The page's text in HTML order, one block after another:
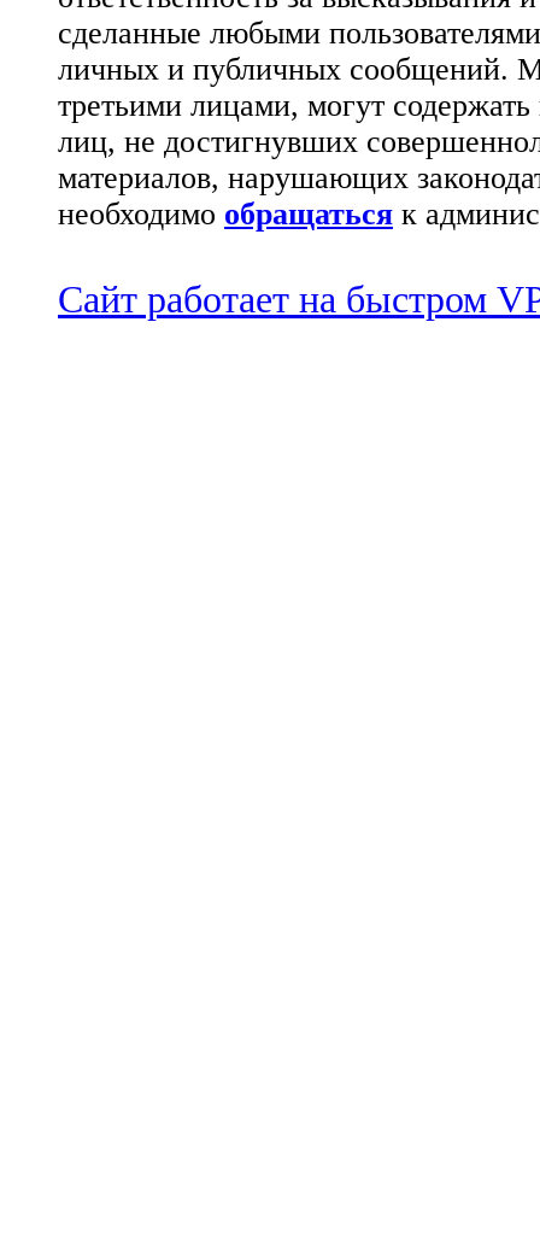
сделанные любыми
личных и публичных сообщений.
третьими лицами, могут
лиц, не достигнувших
материалов, нарушающих
необходимо обращаться к
Сайт работает на быстром